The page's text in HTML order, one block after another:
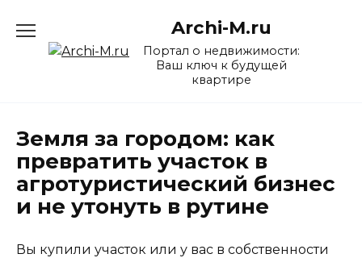
содержанию
Archi-M.ru
Портал о недвижимости:
Ваш ключ к будущей
квартире
Земля за городом: как
превратить участок в
агротуристический бизнес
и не утонуть в рутине
Вы купили участок или у вас в собственности